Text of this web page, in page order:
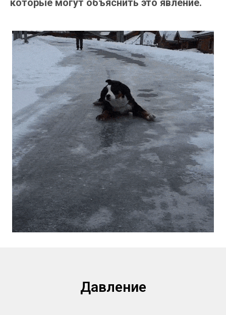
которые могут объяснить это явление.
Давление